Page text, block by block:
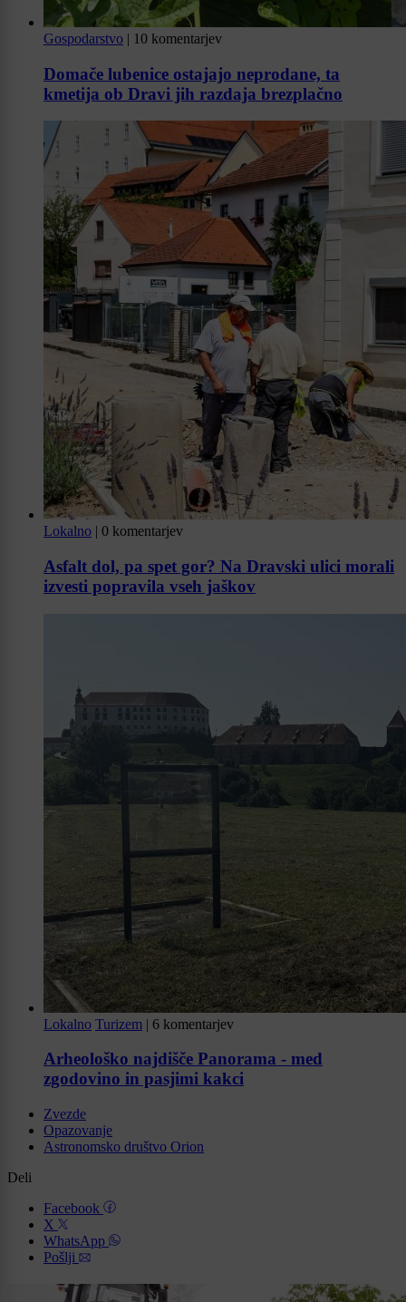
Gospodarstvo | 10 komentarjev
Domače lubenice ostajajo neprodane, ta
kmetija ob Dravi jih razdaja brezplačno
Lokalno | 0 komentarjev
Asfalt dol, pa spet gor? Na Dravski ulici morali
izvesti popravila vseh jaškov
Lokalno Turizem | 6 komentarjev
Arheološko najdišče Panorama - med
zgodovino in pasjimi kakci
Zvezde
Opazovanje
Astronomsko društvo Orion
Deli
Facebook
X
WhatsApp
Pošlji